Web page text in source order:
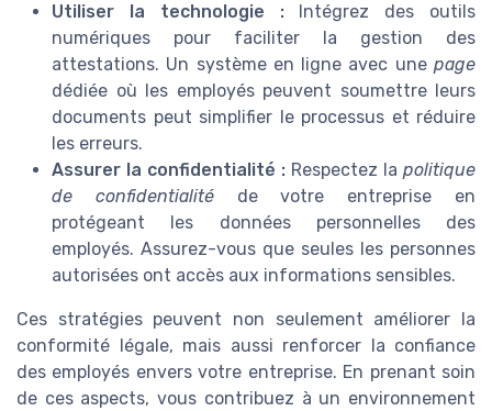
Utiliser la technologie :Intégrez des outils
numériques pour faciliter la gestion des
attestations. Un système en ligne avec une page
dédiée où les employés peuvent soumettre leurs
documents peut simplifier le processus et réduire
les erreurs.
Assurer la confidentialité : Respectez la politique
de confidentialitéde votre entreprise en
protégeant les données personnelles des
employés. Assurez-vous que seules les personnes
autorisées ont accès aux informations sensibles.
Ces stratégies peuvent non seulement améliorer la
conformité légale, mais aussi renforcer la confiance
des employés envers votre entreprise. En prenant soin
de ces aspects, vous contribuez à un environnement